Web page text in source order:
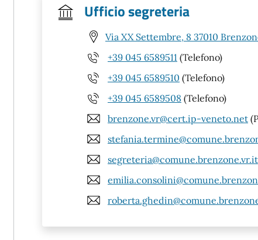
Ufficio segreteria
Via XX Settembre, 8 37010
+39 045 6589511 (Telefono)
+39 045 6589510 (Telefono)
+39 045 6589508 (Telefono)
brenzone.vr@cert.ip-veneto.net
segreteria@comune.brenzone.vr.it